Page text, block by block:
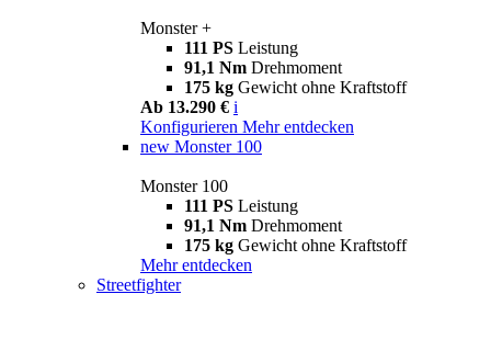
Monster +
111 PS Leistung
91,1 Nm Drehmoment
175 kg Gewicht ohne Kraftstoff
Ab 13.290 € i
Konfigurieren Mehr entdecken
new Monster 100
Monster 100
111 PS Leistung
91,1 Nm Drehmoment
175 kg Gewicht ohne Kraftstoff
Mehr entdecken
Streetfighter